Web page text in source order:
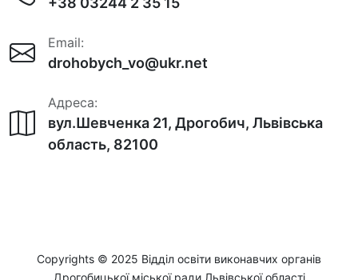
Email:
drohobych_vo@ukr.net
Адреса:
вул.Шевченка 21, Дрогобич, Львівська
область, 82100
Copyrights © 2025 Відділ освіти виконавчих органів
Дрогобицької міської ради Львівської області